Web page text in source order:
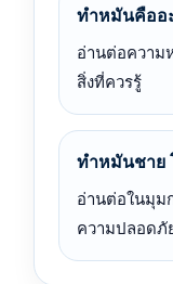
ทำหมันคืออ
อ่านต่อความ
สิ่งที่ควรรู้
ทำหมันชาย
อ่านต่อในมุม
ความปลอดภั